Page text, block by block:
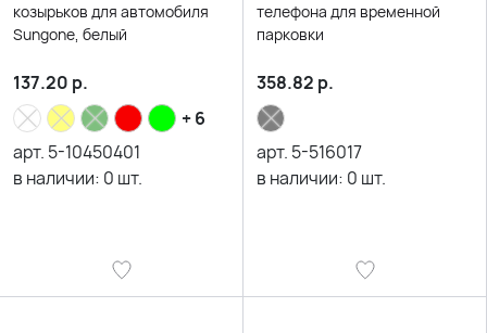
козырьков для автомобиля
Sungone, белый
137.20 р.
+ 6
арт. 5-10450401
в наличии: 0 шт.
телефона для временной
парковки
358.82 р.
арт. 5-516017
в наличии: 0 шт.